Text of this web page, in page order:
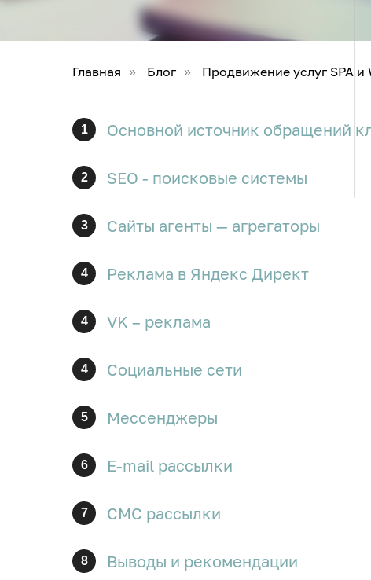
Главная » Блог » Продвижение услуг SPA
1 Основной источник обращений
2 SEO - поисковые системы
3 Сайты агенты — агрегаторы
4 Реклама в Яндекс Директ
4 VK – реклама
4 Социальные сети
5 Мессенджеры
6 E-mail рассылки
7 СМС рассылки
8 Выводы и рекомендации